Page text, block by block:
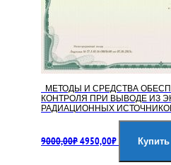
МЕТОДЫ И СРЕДСТВА
КОНТРОЛЯ ПРИ ВЫВОДЕ ИЗ
РАДИАЦИОННЫХ
9000,00₽цена
4950,00₽цена: